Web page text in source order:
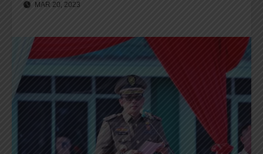
MAR 20, 2023